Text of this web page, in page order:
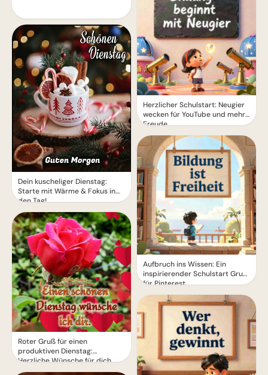
Dein kuscheliger Dienstag:
Starte mit Wärme & Fokus in
den Tag!
Roter Gruß für einen
produktiven Dienstag:
Herzliche Wünsche für dich.
Herzlicher Schulstart: Neugier
wecken für YouTube und mehr
Freude
Aufbruch ins Wissen: Ein
inspirierender Schulstart Gruß
für Pinterest